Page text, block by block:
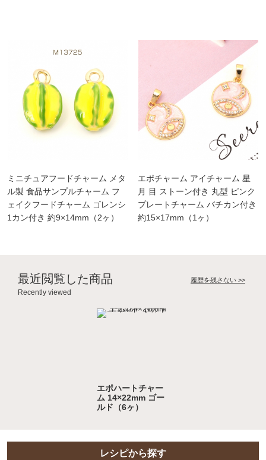
ミニチュアフードチャーム メタ
ル製 食品サンプルチャーム フ
ェイクフードチャーム ゴレンシ
1カン付き 約9×14mm（2ヶ）
エポチャーム アイチャーム 星
月 目 ストーン付き 丸型 ピンク
プレートチャーム バチカン付き
約15×17mm（1ヶ）
最近閲覧した商品
Recently viewed
履歴を残さない >>
エポハートチャー
ム 14×22mm ゴー
ルド（6ヶ）
レシピから探す